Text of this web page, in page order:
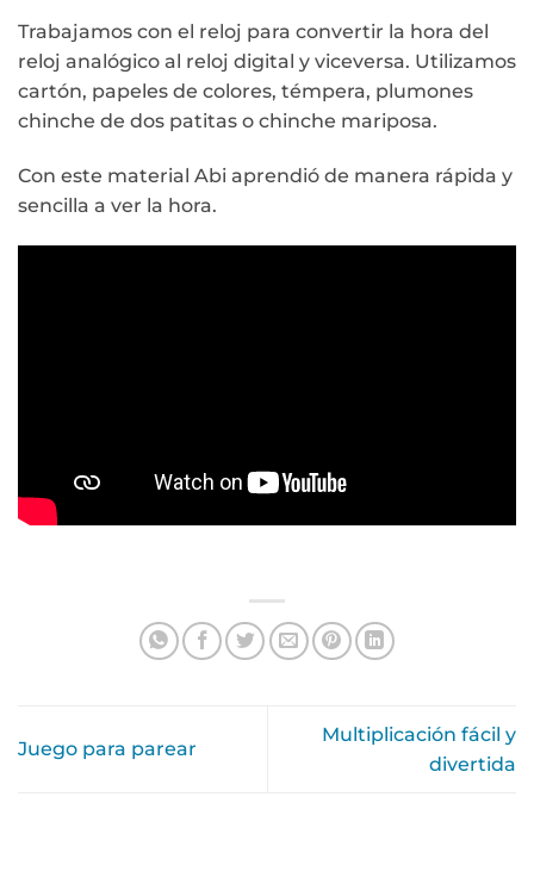
Trabajamos con el reloj para convertir la hora del
reloj analógico al reloj digital y viceversa. Utilizamos
cartón, papeles de colores, témpera, plumones
chinche de dos patitas o chinche mariposa.
Con este material Abi aprendió de manera rápida y
sencilla a ver la hora.
Juego para parear
Multiplicación fácil y
divertida